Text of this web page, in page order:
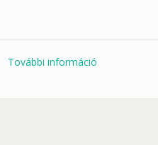
További információ